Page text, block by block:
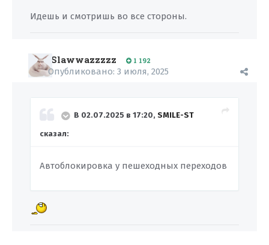
Идешь и смотришь во все стороны.
Slawwazzzzz 1 192
Опубликовано: 3 июля, 2025
В 02.07.2025 в 17:20, SMILE-ST
сказал:
Автоблокировка у пешеходных переходов